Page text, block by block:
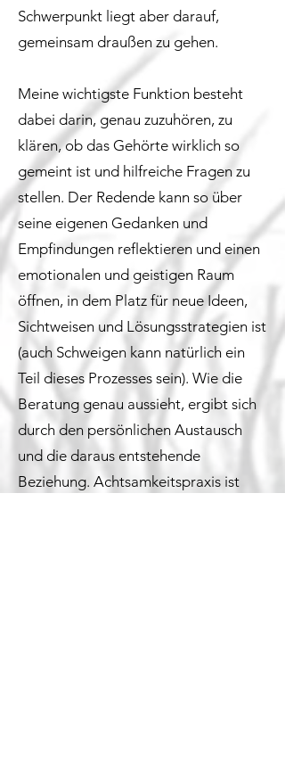
Schwerpunkt liegt aber darauf,
gemeinsam draußen zu gehen.
Meine wichtigste Funktion besteht
dabei darin, genau zuzuhören, zu
klären, ob das Gehörte wirklich so
gemeint ist und hilfreiche Fragen zu
stellen. Der Redende kann so über
seine eigenen Gedanken und
Empfindungen reflektieren und einen
emotionalen und geistigen Raum
öffnen, in dem Platz für neue Ideen,
Sichtweisen und Lösungsstrategien ist
(auch Schweigen kann natürlich ein
Teil dieses Prozesses sein). Wie die
Beratung genau aussieht, ergibt sich
durch den persönlichen Austausch
und die daraus entstehende
Beziehung. Achtsamkeitspraxis ist